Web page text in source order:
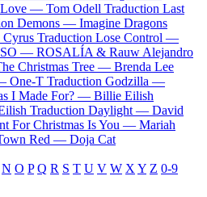
Love — Tom Odell Traduction Last
Demons — Imagine Dragons
Traduction Lose Control —
— ROSALÍA & Rauw Alejandro
Christmas Tree — Brenda Lee
One-T Traduction Godzilla —
I Made For? — Billie Eilish
Traduction Daylight — David
For Christmas Is You — Mariah
Red — Doja Cat
N O P Q R S T U V W X Y Z 0-9